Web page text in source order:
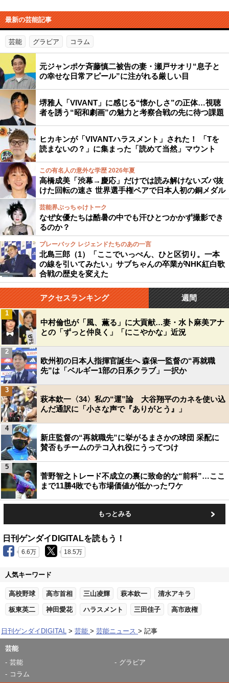
最新の芸能記事
芸能 グラビア コラム
元ジャンポケ斉藤慎二被告の妻・瀬戸サオリ“息子と
の幸せな日常アピール”に注がれる厳しい目
堺雅人「VIVANT」に感じる“懐かしさ”の正体…視聴
者を誘う“昭和劇画”の魅力と考察合戦の先に待つ課題
ヒカキンが「VIVANTハラスメント」された！ 「Tを
読まないの？」に集まった「読めて当然」マウント
この有名人の意外な学歴 2026年夏
高橋成美「渋幕→慶応」だけでは読み解けないズバ抜
けた回転の速さ 世界選手権ペアで日本人初の銅メダル
芸能界ぶっちゃけトーク
なぜ女優たちは酷暑の中でも汗ひとつかかず撮影でき
るのか？
プレーバック レジェンドたちのあの一言
北島三郎（1）「ここでいっぺん、ひと区切り。一本
の線を引いてみたい」サブちゃんの卒業がNHK紅白歌
合戦の歴史を変えた
アクセスランキング 週間
中村倫也が「風、薫る」に大貢献…妻・水卜麻美アナ
との「ずっと仲良く」「にこやかな」近況
1
欧州初の日本人指揮官誕生へ 森保一監督の“再就職
先”は「ベルギー1部の日系クラブ」一択か
2
萩本欽一〈34〉私の“運”論 大谷翔平のカネを使い込
んだ通訳に「小さな声で『ありがとう』」
3
新庄監督の“再就職先”に挙がるまさかの球団 采配に
賛否もチームのテコ入れ役にうってつけ
4
菅野智之トレード不成立の裏に致命的な“前科”…ここ
まで11勝4敗でも市場価値が低かったワケ
5
もっとみる
日刊ゲンダイDIGITALを読もう！
6.6万 18.5万
人気キーワード
高校野球 高市首相 三山凌輝 萩本欽一 清水アキラ
板東英二 神田愛花 ハラスメント 三田佳子 高市政権
日刊ゲンダイDIGITAL 芸能 芸能ニュース 記事
芸能
芸能
グラビア
コラム